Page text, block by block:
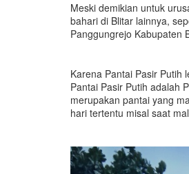
Meski demikian untuk
bahari di Blitar lainnya,
Panggungrejo Kabupaten
Karena Pantai Pasir Putih
Pantai Pasir Putih adalah
merupakan pantai yang
hari tertentu misal saat